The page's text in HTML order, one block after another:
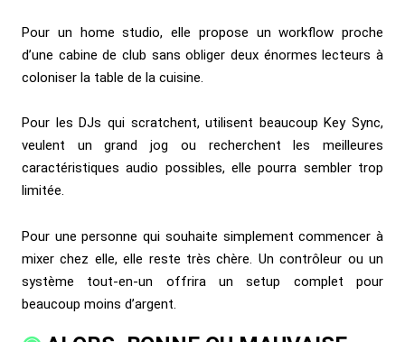
Pour un home studio, elle propose un workflow proche
d’une cabine de club sans obliger deux énormes lecteurs à
coloniser la table de la cuisine.
Pour les DJs qui scratchent, utilisent beaucoup Key Sync,
veulent un grand jog ou recherchent les meilleures
caractéristiques audio possibles, elle pourra sembler trop
limitée.
Pour une personne qui souhaite simplement commencer à
mixer chez elle, elle reste très chère. Un contrôleur ou un
système tout-en-un offrira un setup complet pour
beaucoup moins d’argent.